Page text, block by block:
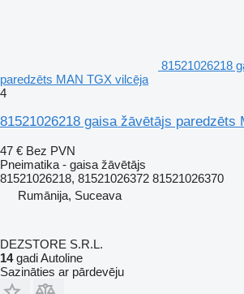
81521026218
paredzēts MAN TGX vilcēja
4
81521026218 gaisa žāvētājs paredzēts
47 € Bez PVN
Pneimatika - gaisa žāvētājs
81521026218, 81521026372 81521026370
Rumānija, Suceava
DEZSTORE S.R.L.
14gadi Autoline
Sazināties ar pārdevēju